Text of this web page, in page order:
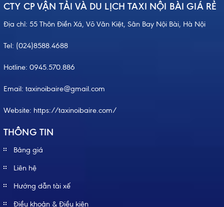
CTY CP VẬN TẢI VÀ DU LỊCH TAXI NỘI BÀI GIÁ RẺ
Địa chỉ: 55 Thôn Điền Xá, Võ Văn Kiệt, Sân Bay Nội Bài, Hà Nội
Tel: (024)8588.4688
Hotline: 0945.570.886
Email: taxinoibaire@gmail.com
Website: https://taxinoibaire.com/
THÔNG TIN
Bảng giá
Liên hệ
Hướng dẫn tài xế
Điều khoản & Điều kiện